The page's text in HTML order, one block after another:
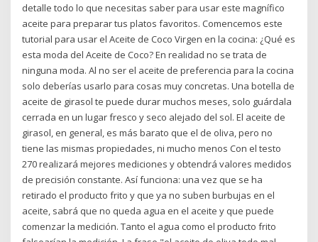
detalle todo lo que necesitas saber para usar este magnífico
aceite para preparar tus platos favoritos. Comencemos este
tutorial para usar el Aceite de Coco Virgen en la cocina: ¿Qué es
esta moda del Aceite de Coco? En realidad no se trata de
ninguna moda. Al no ser el aceite de preferencia para la cocina
solo deberías usarlo para cosas muy concretas. Una botella de
aceite de girasol te puede durar muchos meses, solo guárdala
cerrada en un lugar fresco y seco alejado del sol. El aceite de
girasol, en general, es más barato que el de oliva, pero no
tiene las mismas propiedades, ni mucho menos Con el testo
270 realizará mejores mediciones y obtendrá valores medidos
de precisión constante. Así funciona: una vez que se ha
retirado el producto frito y que ya no suben burbujas en el
aceite, sabrá que no queda agua en el aceite y que puede
comenzar la medición. Tanto el agua como el producto frito